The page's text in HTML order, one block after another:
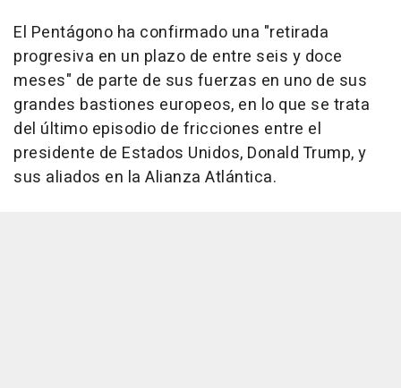
El Pentágono ha confirmado una "retirada
progresiva en un plazo de entre seis y doce
meses" de parte de sus fuerzas en uno de sus
grandes bastiones europeos, en lo que se trata
del último episodio de fricciones entre el
presidente de Estados Unidos, Donald Trump, y
sus aliados en la Alianza Atlántica.